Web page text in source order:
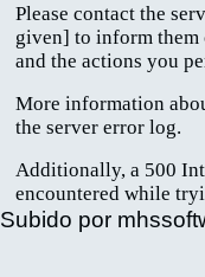
Subido por